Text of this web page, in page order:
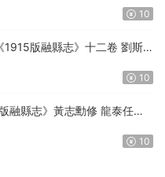
10
1915版融縣志》十二卷 劉斯
10
融縣志》黃志勳修 龍泰任纂
10